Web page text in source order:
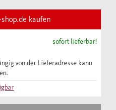
kaufen
sofort lieferbar!
von der Lieferadresse kann